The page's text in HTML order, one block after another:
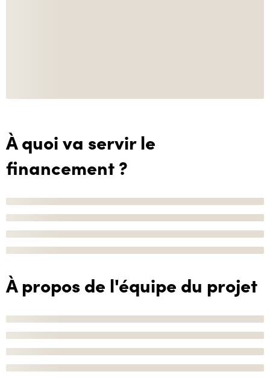
À quoi va servir le
financement ?
À propos de l'équipe du projet